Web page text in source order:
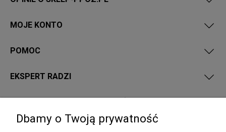
MOJE KONTO
POMOC
EKSPERT RADZI
Dbamy o Twoją prywatność